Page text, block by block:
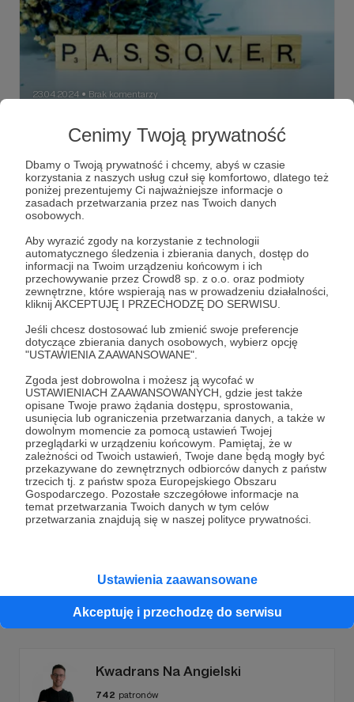
Cenimy Twoją prywatność
Dbamy o Twoją prywatność i chcemy, abyś w czasie
korzystania z naszych usług czuł się komfortowo, dlatego też
poniżej prezentujemy Ci najważniejsze informacje o
zasadach przetwarzania przez nas Twoich danych
osobowych.
Aby wyrazić zgody na korzystanie z technologii
automatycznego śledzenia i zbierania danych, dostęp do
informacji na Twoim urządzeniu końcowym i ich
przechowywanie przez Crowd8 sp. z o.o. oraz podmioty
zewnętrzne, które wspierają nas w prowadzeniu działalności,
kliknij AKCEPTUJĘ I PRZECHODZĘ DO SERWISU.
Jeśli chcesz dostosować lub zmienić swoje preferencje
dotyczące zbierania danych osobowych, wybierz opcję
"USTAWIENIA ZAAWANSOWANE".
Zgoda jest dobrowolna i możesz ją wycofać w
USTAWIENIACH ZAAWANSOWANYCH, gdzie jest także
opisane Twoje prawo żądania dostępu, sprostowania,
usunięcia lub ograniczenia przetwarzania danych, a także w
dowolnym momencie za pomocą ustawień Twojej
przeglądarki w urządzeniu końcowym. Pamiętaj, że w
zależności od Twoich ustawień, Twoje dane będą mogły być
przekazywane do zewnętrznych odbiorców danych z państw
trzecich tj. z państw spoza Europejskiego Obszaru
Gospodarczego. Pozostałe szczegółowe informacje na
temat przetwarzania Twoich danych w tym celów
przetwarzania znajdują się w naszej polityce prywatności.
Ustawienia zaawansowane
Akceptuję i przechodzę do serwisu
23.04.2024 ● Brak komentarzy
Toda raba!
Izrael Konstanty Gebert Ziemia Zbyt Obiecana
+2
Dołącz do grona Patronów!
Wesprzyj działalność AutoraPodcast Ziemia Zbyt
Obiecanajuż teraz!
Zostań Patronem
Promowani autorzy
Kwadrans Na Angielski
742 patronów